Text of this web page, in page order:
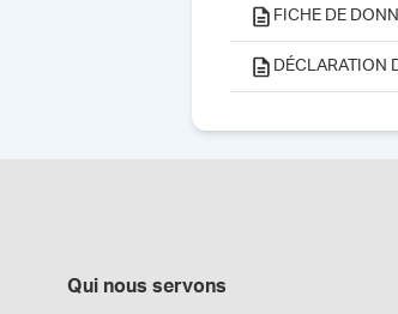
FICHE DE
DÉCLARATION
Qui nous servons